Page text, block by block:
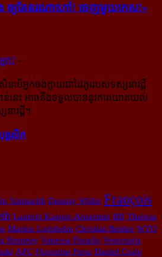
ឲ្យ​តែ​នរណា​ហៅ! ចេញ​មួយ​កេស!»
ក? -
បើ​អ្នក​ចង់​ក្លាយ​ជា​ដៃគូរ​របស់​ទស្សនាវដ្ដី​
ាន់​នេះ អាច​នឹង​ទទួល​បាន​នូវ​ការ​យោគយល់
ាវដ្ដី។
គ្គលិក
Vannarith Deontay Wilder François
Laurent Kasper-Ansermet IRI Theresa
Marine Lorphelin Christian Benitez WTO
Hennessy Vanessa Paradis Venezuela
AFC Florentino Perez Daniel Craig